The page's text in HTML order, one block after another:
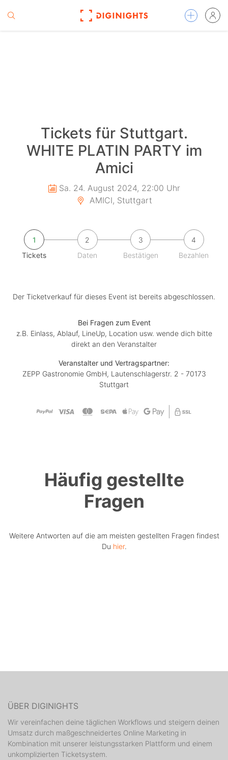
Tickets für Stuttgart.
WHITE PLATIN PARTY im
Amici
Sa. 24. August 2024, 22:00 Uhr
AMICI, Stuttgart
1
Tickets
2
Daten
3
Bestätigen
4
Bezahlen
Der Ticketverkauf für dieses Event ist bereits abgeschlossen.
Bei Fragen zum Event
z.B. Einlass, Ablauf, LineUp, Location usw. wende dich bitte
direkt an den Veranstalter
Veranstalter und Vertragspartner:
ZEPP Gastronomie GmbH, Lautenschlagerstr. 2 - 70173
Stuttgart
Häufig gestellte
Fragen
Weitere Antworten auf die am meisten gestellten Fragen findest
Du hier.
ÜBER DIGINIGHTS
Wir vereinfachen deine täglichen Workflows und steigern deinen
Umsatz durch maßgeschneidertes Online Marketing in
Kombination mit unserer leistungsstarken Plattform und einem
unkomplizierten Ticketsystem.